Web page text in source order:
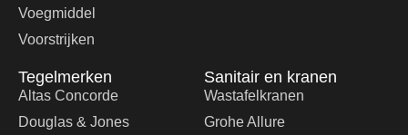
Voegmiddel
Voorstrijken
Tegelmerken
Altas Concorde
Douglas & Jones
Sanitair en kranen
Wastafelkranen
Grohe Allure